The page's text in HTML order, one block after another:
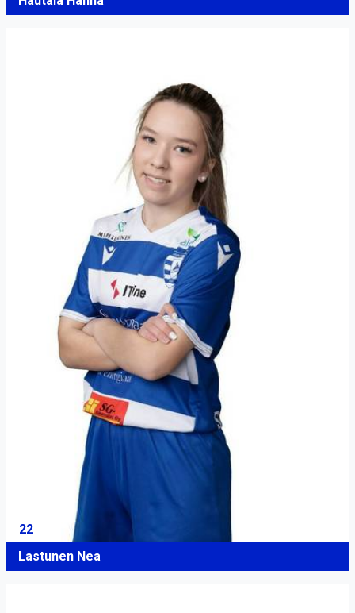
22
Lastunen Nea